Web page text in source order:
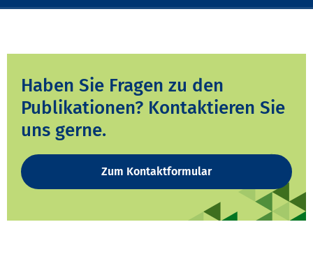
Haben Sie Fragen zu den
Publikationen? Kontaktieren Sie
uns gerne.
Zum Kontaktformular